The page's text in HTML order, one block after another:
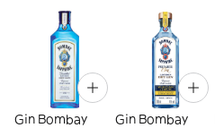
Gin Bombay
Gin Bombay